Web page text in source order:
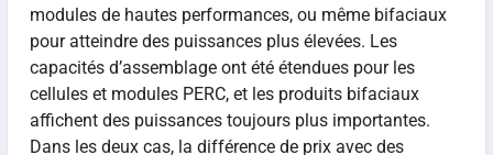
modules de hautes performances, ou même bifaciaux
pour atteindre des puissances plus élevées. Les
capacités d’assemblage ont été étendues pour les
cellules et modules PERC, et les produits bifaciaux
affichent des puissances toujours plus importantes.
Dans les deux cas, la différence de prix avec des